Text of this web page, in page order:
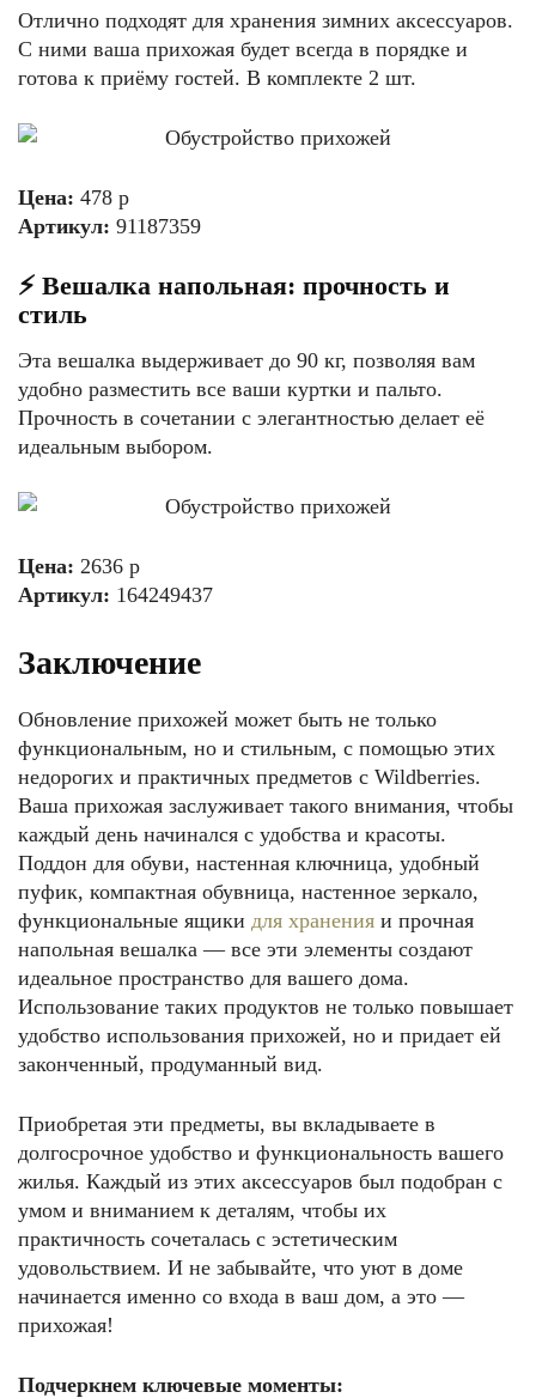
Отлично подходят для хранения зимних аксессуаров.
С ними ваша прихожая будет всегда в порядке и
готова к приёму гостей. В комплекте 2 шт.
Цена: 478 р
Артикул: 91187359
⚡️ Вешалка напольная: прочность и
стиль
Эта вешалка выдерживает до 90 кг, позволяя вам
удобно разместить все ваши куртки и пальто.
Прочность в сочетании с элегантностью делает её
идеальным выбором.
Цена: 2636 р
Артикул: 164249437
Заключение
Обновление прихожей может быть не только
функциональным, но и стильным, с помощью этих
недорогих и практичных предметов с Wildberries.
Ваша прихожая заслуживает такого внимания, чтобы
каждый день начинался с удобства и красоты.
Поддон для обуви, настенная ключница, удобный
пуфик, компактная обувница, настенное зеркало,
функциональные ящики для хранения и прочная
напольная вешалка — все эти элементы создают
идеальное пространство для вашего дома.
Использование таких продуктов не только повышает
удобство использования прихожей, но и придает ей
законченный, продуманный вид.
Приобретая эти предметы, вы вкладываете в
долгосрочное удобство и функциональность вашего
жилья. Каждый из этих аксессуаров был подобран с
умом и вниманием к деталям, чтобы их
практичность сочеталась с эстетическим
удовольствием. И не забывайте, что уют в доме
начинается именно со входа в ваш дом, а это —
прихожая!
Подчеркнем ключевые моменты: